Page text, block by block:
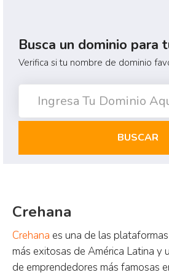
Busca un dominio para
Verifica si tu nombre de dominio
BUSCAR
Crehana
Crehana es una de las
más exitosas de América Latina y
de emprendedores más famosas